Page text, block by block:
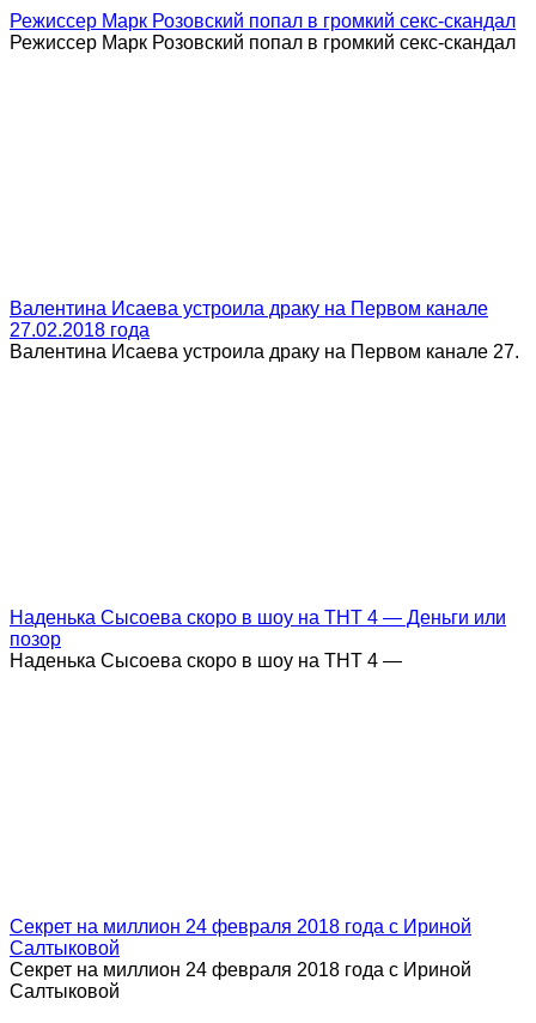
Режиссер Марк Розовский попал в громкий секс-скандал
Режиссер Марк Розовский попал в громкий секс-скандал
Валентина Исаева устроила драку на Первом канале
27.02.2018 года
Валентина Исаева устроила драку на Первом канале 27.
Наденька Сысоева скоро в шоу на ТНТ 4 — Деньги или
позор
Наденька Сысоева скоро в шоу на ТНТ 4 —
Секрет на миллион 24 февраля 2018 года с Ириной
Салтыковой
Секрет на миллион 24 февраля 2018 года с Ириной
Салтыковой